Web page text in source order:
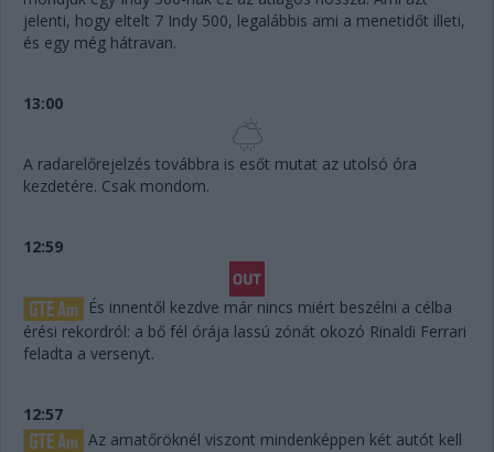
jelenti, hogy eltelt 7 Indy 500, legalábbis ami a menetidőt illeti,
és egy még hátravan.
13:00
A radarelőrejelzés továbbra is esőt mutat az utolsó óra
kezdetére. Csak mondom.
12:59
És innentől kezdve már nincs miért beszélni a célba
érési rekordról: a bő fél órája lassú zónát okozó Rinaldi Ferrari
feladta a versenyt.
12:57
Az amatőröknél viszont mindenképpen két autót kell